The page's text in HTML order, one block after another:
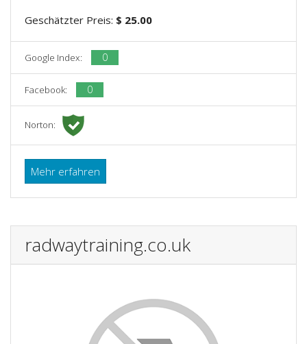
Geschätzter Preis: $ 25.00
Google Index: 0
Facebook: 0
Norton:
Mehr erfahren
radwaytraining.co.uk